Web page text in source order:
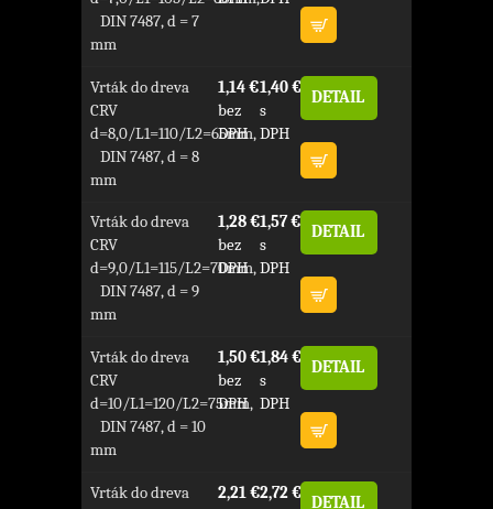
DIN 7487, d = 7
mm
Vrták do dreva
CRV
d=8,0/L1=110/L2=65mm,
DIN 7487, d = 8
mm
1,14 €
bez
DPH
1,40 €
s
DPH
DETAIL
Vrták do dreva
CRV
d=9,0/L1=115/L2=70mm,
DIN 7487, d = 9
mm
1,28 €
bez
DPH
1,57 €
s
DPH
DETAIL
Vrták do dreva
CRV
d=10/L1=120/L2=75mm,
DIN 7487, d = 10
mm
1,50 €
bez
DPH
1,84 €
s
DPH
DETAIL
Vrták do dreva
2,21 €2,72 € DETAIL